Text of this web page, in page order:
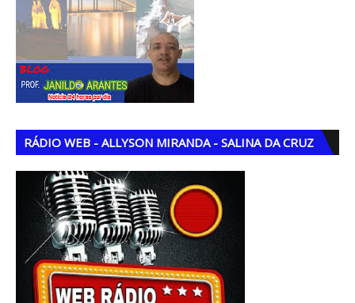
RÁDIO WEB - ALLYSON MIRANDA - SALINA DA CRUZ